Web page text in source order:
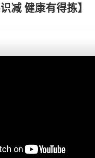
减 健康有得拣】